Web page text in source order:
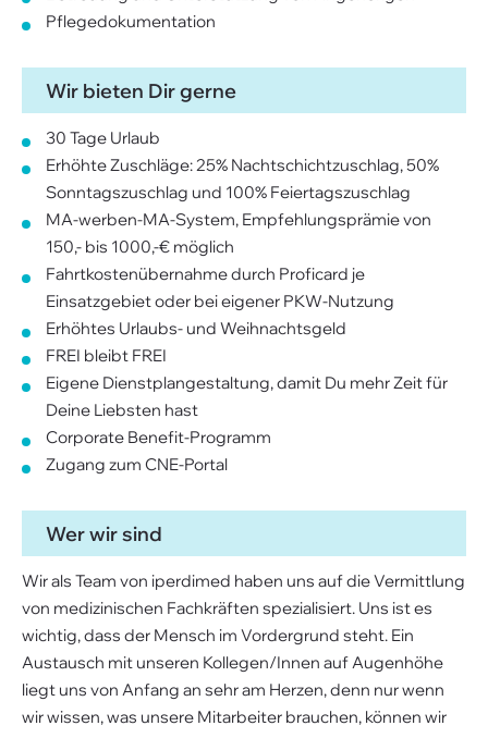
Pflegedokumentation
Wir bieten Dir gerne
30 Tage Urlaub
Erhöhte Zuschläge: 25% Nachtschichtzuschlag, 50%
Sonntagszuschlag und 100% Feiertagszuschlag
MA-werben-MA-System, Empfehlungsprämie von
150,- bis 1000,-€ möglich
Fahrtkostenübernahme durch Proficard je
Einsatzgebiet oder bei eigener PKW-Nutzung
Erhöhtes Urlaubs- und Weihnachtsgeld
FREI bleibt FREI
Eigene Dienstplangestaltung, damit Du mehr Zeit für
Deine Liebsten hast
Corporate Benefit-Programm
Zugang zum CNE-Portal
Wer wir sind
Wir als Team von iperdimed haben uns auf die Vermittlung
von medizinischen Fachkräften spezialisiert. Uns ist es
wichtig, dass der Mensch im Vordergrund steht. Ein
Austausch mit unseren Kollegen/Innen auf Augenhöhe
liegt uns von Anfang an sehr am Herzen, denn nur wenn
wir wissen, was unsere Mitarbeiter brauchen, können wir